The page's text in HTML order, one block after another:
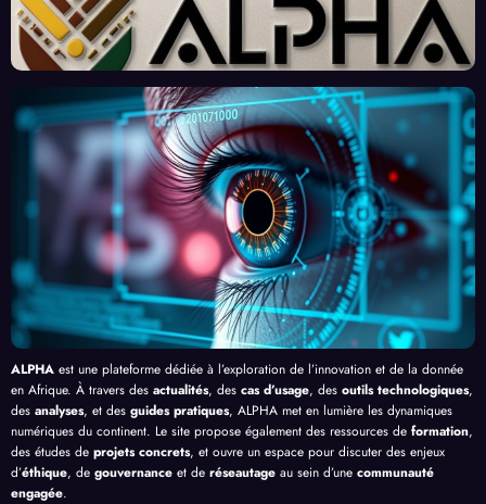
« Tra
vaille
urs
Clic »
en
Afriq
Nouv
eau
Front
contr
e le
Palud
isme
en
Afriq
ue
Enjeu
x et
Prom
esses
, au-
delà
de
Bang
ui
Redé
finiss
ent
l’Effi
cacit
é de
l’IA
ALPHA est une plateforme dédiée à l’exploration de l’innovation et de la donnée
en Afrique. À travers des actualités, des cas d’usage, des outils technologiques,
des analyses, et des guides pratiques, ALPHA met en lumière les dynamiques
numériques du continent. Le site propose également des ressources de formation,
des études de projets concrets, et ouvre un espace pour discuter des enjeux
d’éthique, de gouvernance et de réseautage au sein d’une communauté
engagée.